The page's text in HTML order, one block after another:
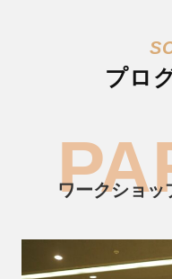
プロ
ワークショッ